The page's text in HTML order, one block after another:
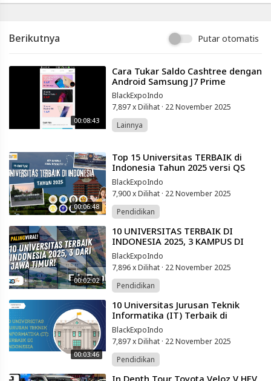
Berikutnya Putar otomatis
00:08:43
⁣Cara Tukar Saldo Cashtree dengan
Android Samsung J7 Prime
BlackExpoIndo
7,897 x Dilihat · 22 November 2025
Lainnya
00:06:48
⁣Top 15 Universitas TERBAIK di
Indonesia Tahun 2025 versi QS
World University ranking
BlackExpoIndo
7,900 x Dilihat · 22 November 2025
Pendidikan
00:02:02
⁣10 UNIVERSITAS TERBAIK DI
INDONESIA 2025, 3 KAMPUS DI
JAWA TIMUR
BlackExpoIndo
7,896 x Dilihat · 22 November 2025
Pendidikan
00:03:46
⁣10 Universitas Jurusan Teknik
Informatika (IT) Terbaik di
Indonesia
BlackExpoIndo
7,897 x Dilihat · 22 November 2025
Pendidikan